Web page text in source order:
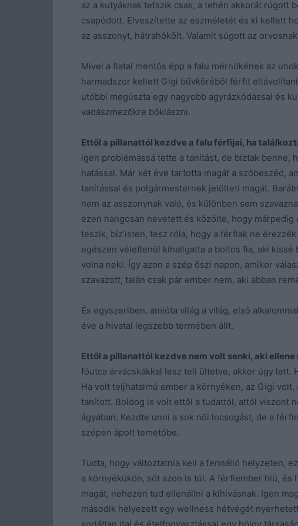
az a kutyáknak tetszik csak, a tehén akkorát rúgott
csapódott. Elveszítette az eszméletét és ki kellett
az asszonyt, hátrahőkölt. Valamit súgott az
Mivel a fiatal mentős épp a falu mérnökének az
harmadszor kellett Gigi bűvköréből férfit
utóbbi megúszta egy nagyobb agyrázkódással és
vadászmezőkre bóklászni.
Ettől a pillanattól kezdve a falu férfijai, ha
igen problémássá tette a tanítást, de bíztak benne,
hatással. Már két éve tartotta magát a szóbeszéd,
tanítással és polgármesternek jelölteti magát.
nem az asszonynak való, és különben sem
ezen hangosan nevetett és közölte, hogy
teszik, bíz’isten, tesz róla, hogy a férfiak ne
egészen véletlenül kihallgatta a boltos fia, aki
volna neki. Így azon a szép őszi napon, amikor
szavazott, talán csak pár ember nem, aki abban
És egyszeriben, amióta világ a világ, első
éve a hivatal legszebb termében állt.
Ettől a pillanattól kezdve nem volt senki, aki ellene
főutca árvácskákkal lesz teli ültetve, akkor úgy lett.
Ha volt teljhatalmú ember a környéken, az Gigi
tanított. Boldog is volt ettől a tudattól, attól viszont
ágyában. Kezdte unni a sok női locsogást, de a
szépen ápolt temetőbe.
Tudta, hogy változtatnia kell a fennálló helyzeten,
a környékükön, sőt azon is túl. A férfiember hiú, és
magát, nehezen tud ellenállni a kihívásnak. Igen
második helyezett egy wellness hétvégét